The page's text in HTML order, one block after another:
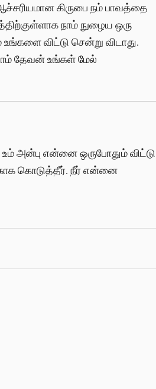
கிருபை நம் பாவத்தை
நாம் நுழைய ஒரு
விட்டு சென்று விடாது.
தேவன் உங்கள் மேல்
அன்பு என்னை ஒருபோதும் விட்டு
கொடுத்தீர். நீர் என்னை